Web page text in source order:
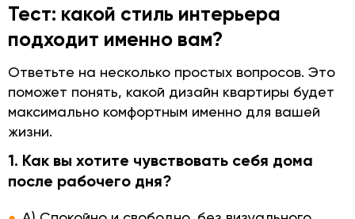
Тест: какой стиль интерьера
подходит именно вам?
Ответьте на несколько простых вопросов. Это
поможет понять, какой дизайн квартиры будет
максимально комфортным именно для вашей
жизни.
1. Как вы хотите чувствовать себя дома
после рабочего дня?